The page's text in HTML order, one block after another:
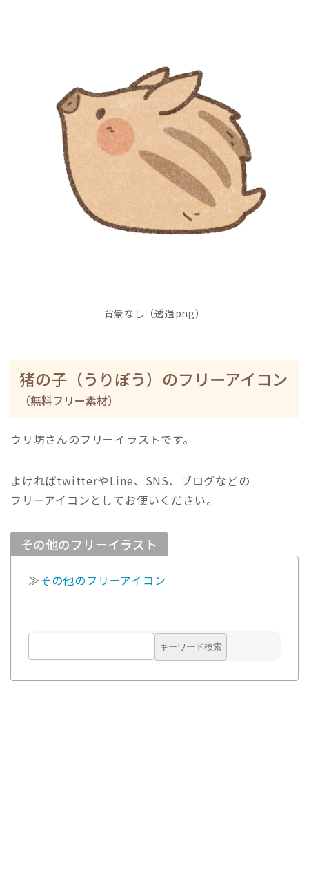
背景なし（透過png）
猪の子（うりぼう）のフリーアイコン
（無料フリー素材）
ウリ坊さんのフリーイラストです。
よければtwitterやLine、SNS、ブログなどの
フリーアイコンとしてお使いください。
その他のフリーイラスト
≫その他のフリーアイコン